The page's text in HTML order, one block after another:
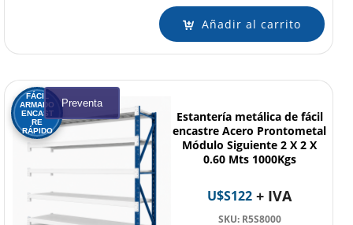
Añadir al carrito
FÁCIL
ARMADO
ENCAST
RE
RÁPIDO
Estantería metálica de fácil
encastre Acero Prontometal
Módulo Siguiente 2 X 2 X
0.60 Mts 1000Kgs
Preventa
U$S122 + IVA
SKU: R5S8000